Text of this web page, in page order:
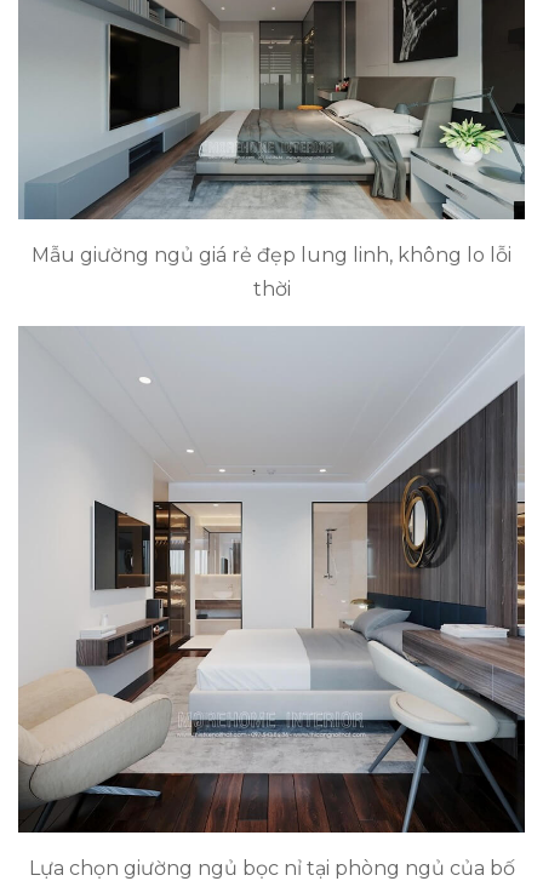
Mẫu giường ngủ giá rẻ đẹp lung linh, không lo lỗi
thời
Lựa chọn giường ngủ bọc nỉ tại phòng ngủ của bố